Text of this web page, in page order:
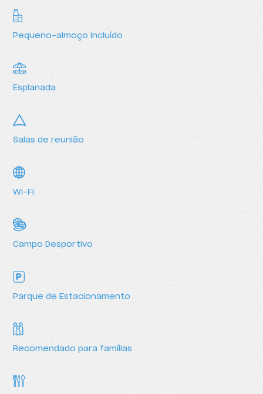
Pequeno-almoço incluído
Esplanada
Salas de reunião
Wi-Fi
Campo Desportivo
Parque de Estacionamento
Recomendado para famílias